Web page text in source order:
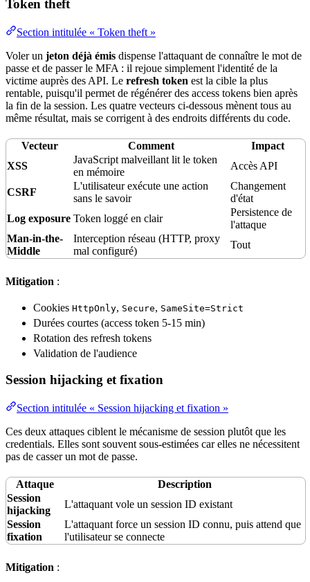
Token theft
Section intitulée « Token theft »
Voler un jeton déjà émis dispense l'attaquant de connaître le mot de
passe et de passer le MFA : il rejoue simplement l'identité de la
victime auprès des API. Le refresh token est la cible la plus
rentable, puisqu'il permet de régénérer des access tokens bien après
la fin de la session. Les quatre vecteurs ci-dessous mènent tous au
même résultat, mais se corrigent à des endroits différents du code.
Vecteur Comment
Impact
XSS
JavaScript malveillant lit le token
en mémoire
Accès API
CSRF
L'utilisateur exécute une action
sans le savoir
Changement
d'état
Log exposure Token loggé en clair
Persistence de
l'attaque
Man-in-the-
Middle
Interception réseau (HTTP, proxy
mal configuré)
Tout
Mitigation :
Cookies HttpOnly, Secure, SameSite=Strict
Durées courtes (access token 5-15 min)
Rotation des refresh tokens
Validation de l'audience
Session hijacking et fixation
Section intitulée « Session hijacking et fixation »
Ces deux attaques ciblent le mécanisme de session plutôt que les
credentials. Elles sont souvent sous-estimées car elles ne nécessitent
pas de casser un mot de passe.
Attaque
Description
Session
hijacking
L'attaquant vole un session ID existant
Session
fixation
L'attaquant force un session ID connu, puis attend que
l'utilisateur se connecte
Mitigation :